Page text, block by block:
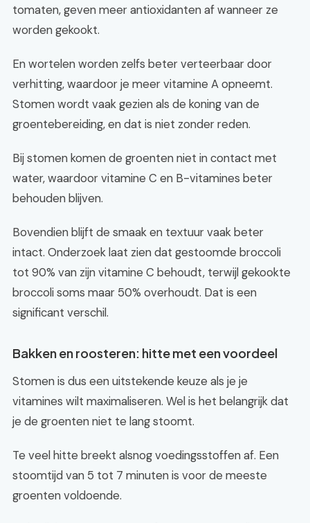
tomaten, geven meer antioxidanten af wanneer ze
worden gekookt.
En wortelen worden zelfs beter verteerbaar door
verhitting, waardoor je meer vitamine A opneemt.
Stomen wordt vaak gezien als de koning van de
groentebereiding, en dat is niet zonder reden.
Bij stomen komen de groenten niet in contact met
water, waardoor vitamine C en B-vitamines beter
behouden blijven.
Bovendien blijft de smaak en textuur vaak beter
intact. Onderzoek laat zien dat gestoomde broccoli
tot 90% van zijn vitamine C behoudt, terwijl gekookte
broccoli soms maar 50% overhoudt. Dat is een
significant verschil.
Bakken en roosteren: hitte met een voordeel
Stomen is dus een uitstekende keuze als je je
vitamines wilt maximaliseren. Wel is het belangrijk dat
je de groenten niet te lang stoomt.
Te veel hitte breekt alsnog voedingsstoffen af. Een
stoomtijd van 5 tot 7 minuten is voor de meeste
groenten voldoende.